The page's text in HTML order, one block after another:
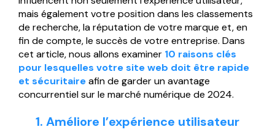
Página web para Tiendas Virtuales
Página web para Empresas
mais également votre position dans les classements
de recherche, la réputation de votre marque et, en
fin de compte, le succès de votre entreprise. Dans
cet article, nous allons examiner 10 raisons clés
pour lesquelles votre site web doit être rapide
et sécuritaireafin de garder un avantage
concurrentiel sur le marché numérique de 2024.
1. Améliore l’expérience utilisateur